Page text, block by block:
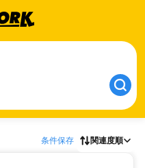
条件保存 関連度順